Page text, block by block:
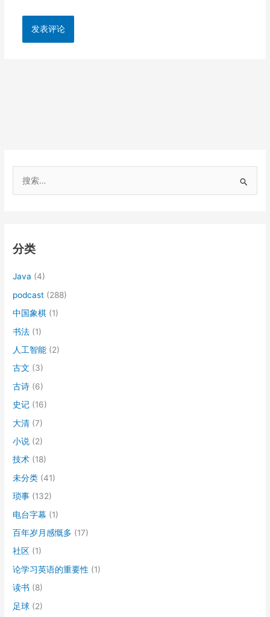
分类
Java (4)
podcast (288)
中国象棋 (1)
书法 (1)
人工智能 (2)
古文 (3)
古诗 (6)
史记 (16)
大清 (7)
小说 (2)
技术 (18)
未分类 (41)
琐事 (132)
电台字幕 (1)
百年岁月感慨多 (17)
社区 (1)
论学习英语的重要性 (1)
读书 (8)
足球 (2)